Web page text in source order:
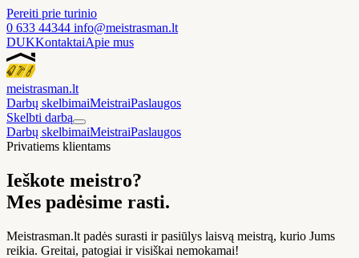
Pereiti prie turinio
0 633 44344 info@meistrasman.lt
DUKKontaktaiApie mus
meistrasman.lt
Darbų skelbimaiMeistraiPaslaugos
Skelbti darbą
Darbų skelbimaiMeistraiPaslaugos
Privatiems klientams
Ieškote meistro?
Mes padėsime rasti.
Meistrasman.lt padės surasti ir pasiūlys laisvą meistrą, kurio Jums
reikia. Greitai, patogiai ir visiškai nemokamai!